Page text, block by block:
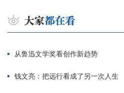
从鲁迅文学奖看创作新趋势
钱文亮：把远行看成了另一次人生